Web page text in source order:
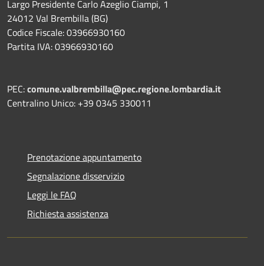
Largo Presidente Carlo Azeglio Ciampi, 1
24012 Val Brembilla (BG)
Codice Fiscale: 03966930160
Partita IVA: 03966930160
PEC:comune.valbrembilla@pec.regione.lombardia.it
Centralino Unico: +39 0345 330011
Prenotazione appuntamento
Segnalazione disservizio
Leggi le FAQ
Richiesta assistenza